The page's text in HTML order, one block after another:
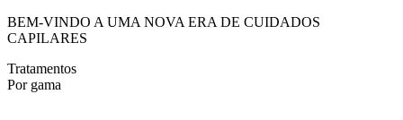
BEM-VINDO A UMA NOVA ERA DE CUIDADOS
CAPILARES
Tratamentos
Por gama